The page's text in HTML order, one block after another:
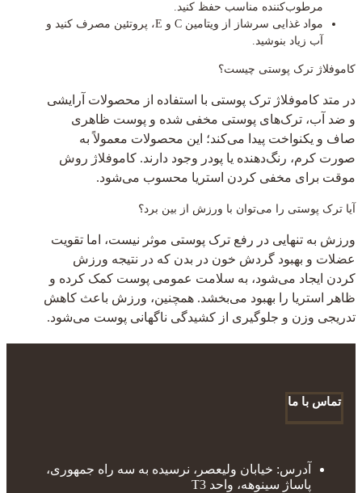
مرطوب‌کننده مناسب حفظ کنید.
مواد غذایی سرشاز از ویتامین C و E، پروتئین مصرف کنید و
آب زیاد بنوشید.
کاموفلاژ ترک پوستی چیست؟
در متد کاموفلاژ ترک پوستی با استفاده از محصولات آرایشی
و ضد آب، ترک‌های پوستی مخفی شده و پوست ظاهری
صاف و یکنواخت پیدا می‌کند؛ این محصولات معمولاً به
صورت کرم، رنگ‌دهنده یا پودر وجود دارند. کاموفلاژ روش
موقت برای مخفی کردن استریا محسوب می‌شود.
آیا ترک پوستی را می‌توان با ورزش از بین برد؟
ورزش به تنهایی در رفع ترک پوستی موثر نیست، اما تقویت
عضلات و بهبود گردش خون در بدن که در نتیجه ورزش
کردن ایجاد می‌شود، به سلامت عمومی پوست کمک کرده و
ظاهر استریا را بهبود می‌بخشد. همچنین، ورزش باعث کاهش
تدریجی وزن و جلوگیری از کشیدگی ناگهانی پوست می‌شود.
تماس با ما
آدرس: خیابان ولیعصر، نرسیده به سه راه جمهوری،
پاساژ سینوهه، واحد T3